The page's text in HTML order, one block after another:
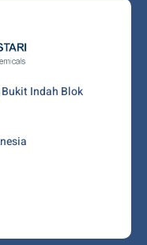
Indah Blok